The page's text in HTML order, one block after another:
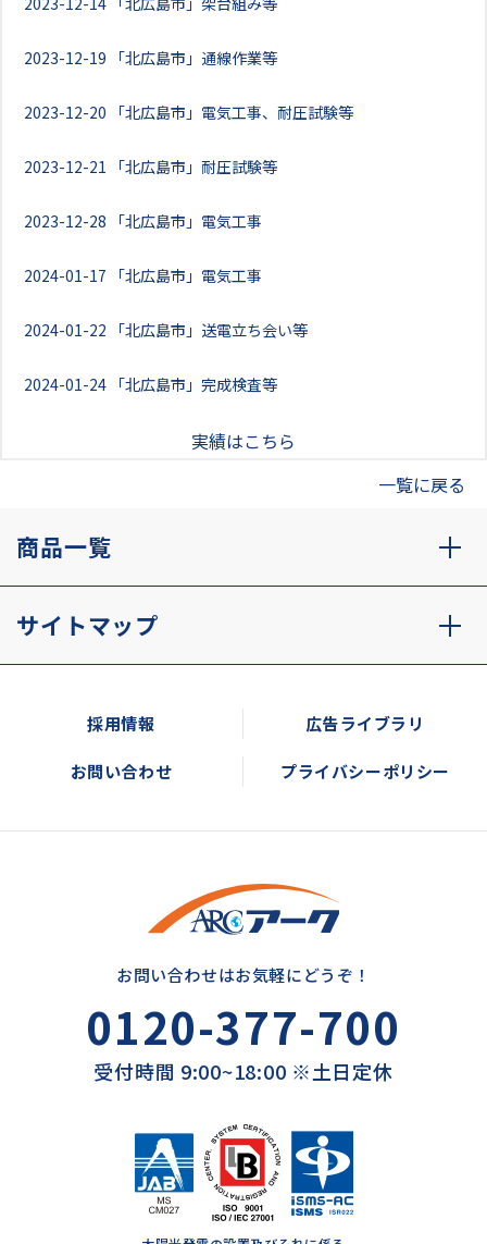
2023-12-19 「北広島市」通線作業等
2023-12-20 「北広島市」電気工事、耐圧試験等
2023-12-21 「北広島市」耐圧試験等
2023-12-28 「北広島市」電気工事
2024-01-17 「北広島市」電気工事
2024-01-22 「北広島市」送電立ち会い等
2024-01-24 「北広島市」完成検査等
実績はこちら
一覧に戻る
商品一覧
サイトマップ
採用情報 広告ライブラリ
お問い合わせ プライバシーポリシー
お問い合わせはお気軽にどうぞ！
0120-377-700
受付時間 9:00~18:00 ※土日定休